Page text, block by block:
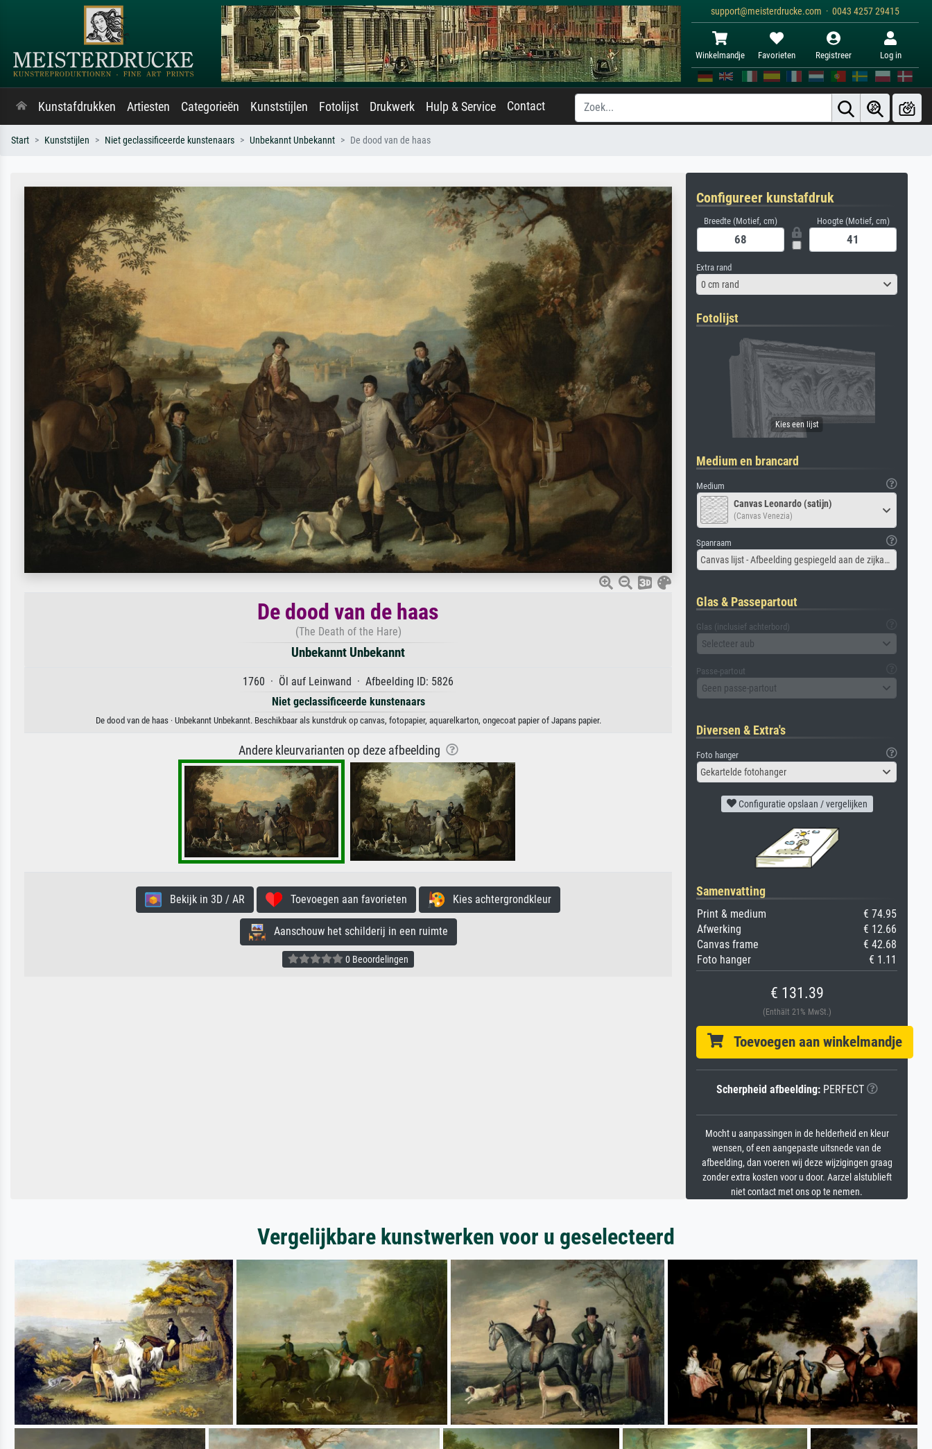
support@meisterdrucke.com · 0043 4257 29415
Winkelmandje Favorieten Registreer Log in
Kunstafdrukken Artiesten Categorieën Kunststijlen Fotolijst Drukwerk Hulp & Service Contact
Start Kunststijlen Niet geclassificeerde kunstenaars Unbekannt Unbekannt De dood van de haas
De dood van de haas
(The Death of the Hare)
Unbekannt Unbekannt
1760 · Öl auf Leinwand · Afbeelding ID: 5826
Niet geclassificeerde kunstenaars
De dood van de haas · Unbekannt Unbekannt. Beschikbaar als kunstdruk op canvas, fotopapier, aquarelkarton, ongecoat papier of Japans papier.
Andere kleurvarianten op deze afbeelding
Bekijk in 3D / AR Toevoegen aan favorieten Kies achtergrondkleur
Aanschouw het schilderij in een ruimte
0 Beoordelingen
Configureer kunstafdruk
Breedte (Motief, cm) Hoogte (Motief, cm)
Extra rand
0 cm rand
Fotolijst
Medium en brancard
Medium
Canvas Leonardo (satijn)
(Canvas Venezia)
Spanraam
Canvas lijst - Afbeelding gespiegeld aan de zijkant
Glas & Passepartout
Glas (inclusief achterbord)
Selecteer aub
Passe-partout
Geen passe-partout
Diversen & Extra's
Foto hanger
Gekartelde fotohanger
Configuratie opslaan / vergelijken
Samenvatting
Print & medium
€ 74.95
Afwerking
€ 12.66
Canvas frame
€ 42.68
Foto hanger
€ 1.11
€ 131.39
(Enthält 21% MwSt.)
Toevoegen aan winkelmandje
Scherpheid afbeelding:PERFECT
Mocht u aanpassingen in de helderheid en kleur
wensen, of een aangepaste uitsnede van de
afbeelding, dan voeren wij deze wijzigingen graag
zonder extra kosten voor u door. Aarzel alstublieft
niet contact met ons op te nemen.
Vergelijkbare kunstwerken voor u geselecteerd